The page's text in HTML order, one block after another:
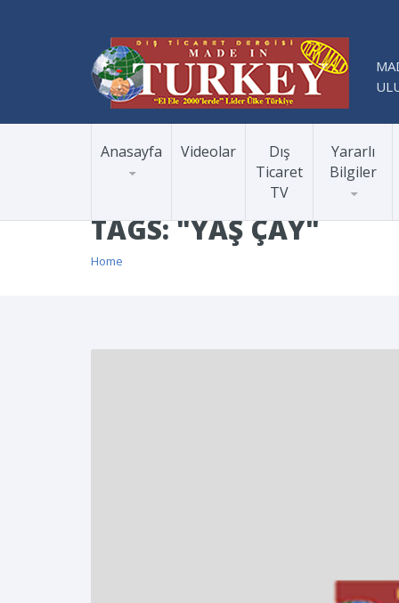
Anasayfa Videolar
Dış
Ticaret
TV
Yararlı
Bilgiler
TAGS: "YAŞ ÇAY"
Home